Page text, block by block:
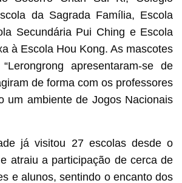
da Sagrada Família, Escola
Secundária Pui Ching e Escola
à Escola Hou Kong. As mascotes
apresentaram-se de
de forma com os professores
um ambiente de Jogos Nacionais
já visitou 27 escolas desde o
atraiu a participação de cerca de
e alunos, sentindo o encanto dos